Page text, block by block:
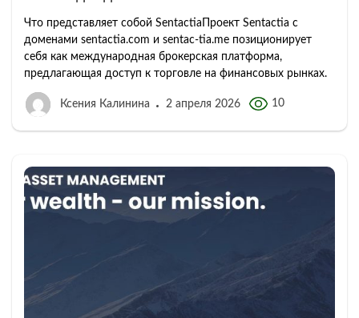
Что представляет собой SentactiaПроект Sentactia с
доменами sentactia.com и sentac-tia.me позиционирует
себя как международная брокерская платформа,
предлагающая доступ к торговле на финансовых рынках.
Ксения Калинина 2 апреля 2026 10